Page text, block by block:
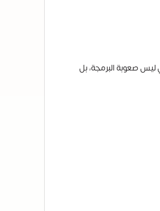
ليس صعوبة البرمجة، بل